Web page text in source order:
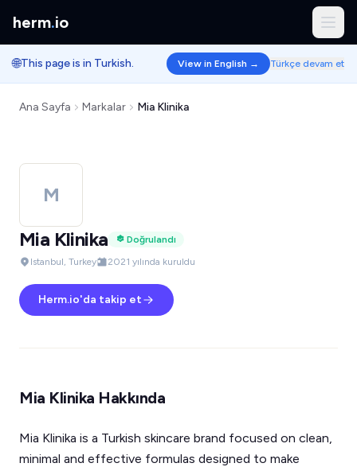
herm.io
🌐This page is in Turkish. View in English → Türkçe devam et
Ana Sayfa Markalar Mia Klinika
M
Mia Klinika
Doğrulandı
Istanbul, Turkey
2021 yılında kuruldu
Herm.io'da takip et
Mia Klinika Hakkında
Mia Klinika is a Turkish skincare brand focused on clean,
minimal and effective formulas designed to make